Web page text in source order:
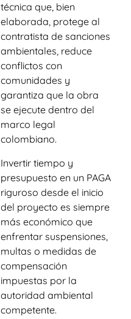
técnica que, bien
elaborada, protege al
contratista de sanciones
ambientales, reduce
conflictos con
comunidades y
garantiza que la obra
se ejecute dentro del
marco legal
colombiano.
Invertir tiempo y
presupuesto en un PAGA
riguroso desde el inicio
del proyecto es siempre
más económico que
enfrentar suspensiones,
multas o medidas de
compensación
impuestas por la
autoridad ambiental
competente.